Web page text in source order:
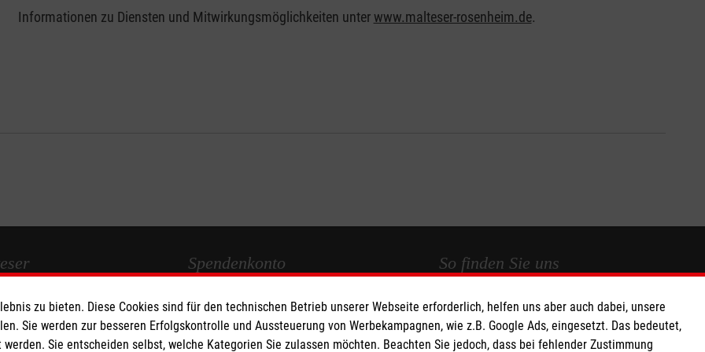
Informationen zu Diensten und Mitwirkungsmöglichkeiten unterwww.malteser-rosenheim.de.
Spendenkonto
Empfänger: Malteser Hilfsdienst e.V.
Bank: PAX Bank für Kirche und Caritas eG
So finden Sie uns
Leonhardstraße 3
85567 Grafing
zu bieten. Diese Cookies sind für den technischen Betrieb unserer Webseite erforderlich, helfen uns aber auch dabei, unsere
Sie werden zur besseren Erfolgskontrolle und Aussteuerung von Werbekampagnen, wie z.B. Google Ads, eingesetzt. Das bedeutet,
Sie entscheiden selbst, welche Kategorien Sie zulassen möchten. Beachten Sie jedoch, dass bei fehlender Zustimmung